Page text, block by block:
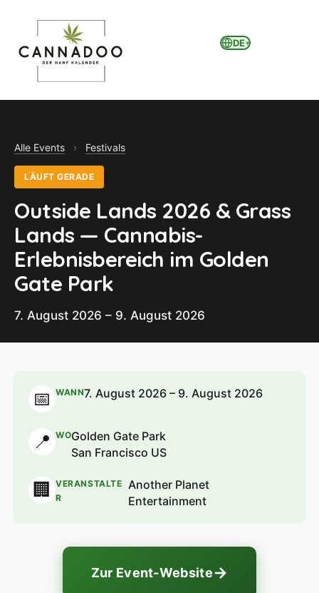
DE▾
Alle Events › Festivals
LÄUFT GERADE
Outside Lands 2026 & Grass
Lands — Cannabis-
Erlebnisbereich im Golden
Gate Park
7. August 2026 – 9. August 2026
📅 WANN7. August 2026 – 9. August 2026
📍 WOGolden Gate Park
San Francisco US
🏢
VERANSTALTE
R
Another Planet
Entertainment
Zur Event-Website→